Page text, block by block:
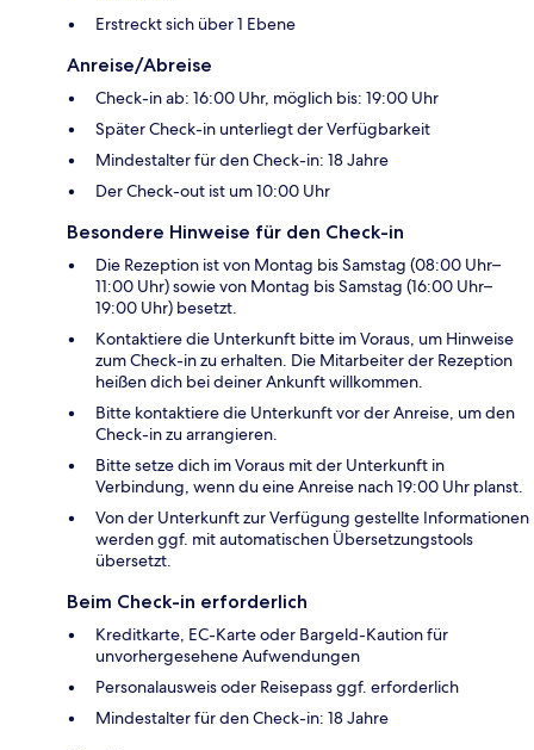
Erstreckt sich über 1 Ebene
Anreise/Abreise
Check-in ab: 16:00 Uhr, möglich bis: 19:00 Uhr
Später Check-in unterliegt der Verfügbarkeit
Mindestalter für den Check-in: 18 Jahre
Der Check-out ist um 10:00 Uhr
Besondere Hinweise für den Check-in
Die Rezeption ist von Montag bis Samstag (08:00 Uhr–
11:00 Uhr) sowie von Montag bis Samstag (16:00 Uhr–
19:00 Uhr) besetzt.
Kontaktiere die Unterkunft bitte im Voraus, um Hinweise
zum Check-in zu erhalten. Die Mitarbeiter der Rezeption
heißen dich bei deiner Ankunft willkommen.
Bitte kontaktiere die Unterkunft vor der Anreise, um den
Check-in zu arrangieren.
Bitte setze dich im Voraus mit der Unterkunft in
Verbindung, wenn du eine Anreise nach 19:00 Uhr planst.
Von der Unterkunft zur Verfügung gestellte Informationen
werden ggf. mit automatischen Übersetzungstools
übersetzt.
Beim Check-in erforderlich
Kreditkarte, EC-Karte oder Bargeld-Kaution für
unvorhergesehene Aufwendungen
Personalausweis oder Reisepass ggf. erforderlich
Mindestalter für den Check-in: 18 Jahre